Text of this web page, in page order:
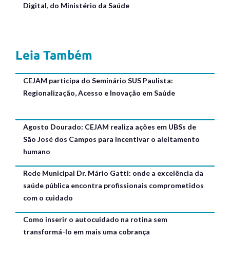
Digital, do Ministério da Saúde
Leia Também
CEJAM participa do Seminário SUS Paulista:
Regionalização, Acesso e Inovação em Saúde
Agosto Dourado: CEJAM realiza ações em UBSs de
São José dos Campos para incentivar o aleitamento
humano
Rede Municipal Dr. Mário Gatti: onde a excelência da
saúde pública encontra profissionais comprometidos
com o cuidado
Como inserir o autocuidado na rotina sem
transformá-lo em mais uma cobrança